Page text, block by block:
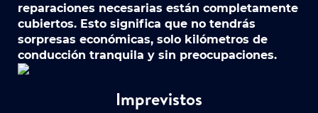
reparaciones necesarias están completamente
cubiertos. Esto significa que no tendrás
sorpresas económicas, solo kilómetros de
conducción tranquila y sin preocupaciones.
Imprevistos